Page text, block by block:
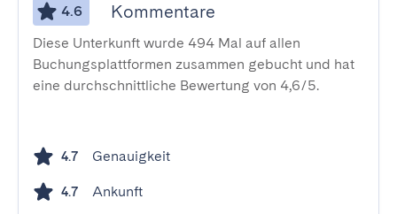
4.6 Kommentare
Diese Unterkunft wurde 494 Mal auf allen
Buchungsplattformen zusammen gebucht und hat
eine durchschnittliche Bewertung von 4,6/5.
4.7 Genauigkeit
4.7 Ankunft